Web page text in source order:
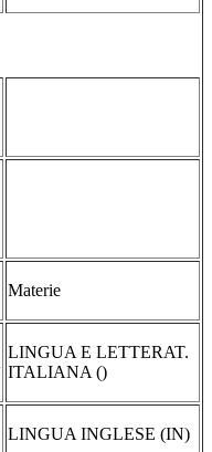
Materie
LINGUA E LETTERAT.
ITALIANA ()
LINGUA INGLESE (IN)